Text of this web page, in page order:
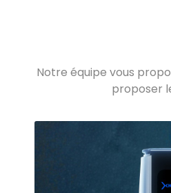
Notre équipe vous
proposer